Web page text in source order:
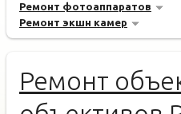
Ремонт фотоаппаратов
Ремонт экшн камер
Ремонт